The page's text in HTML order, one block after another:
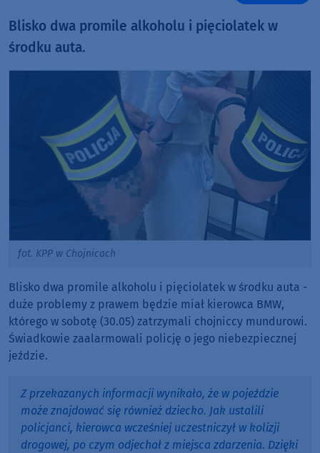
Blisko dwa promile alkoholu i pięciolatek w
środku auta.
fot. KPP w Chojnicach
Blisko dwa promile alkoholu i pięciolatek w środku auta -
duże problemy z prawem będzie miał kierowca BMW,
którego w sobotę (30.05) zatrzymali chojniccy mundurowi.
Świadkowie zaalarmowali policję o jego niebezpiecznej
jeździe.
Z przekazanych informacji wynikało, że w pojeździe
może znajdować się również dziecko. Jak ustalili
policjanci, kierowca wcześniej uczestniczył w kolizji
drogowej, po czym odjechał z miejsca zdarzenia. Dzięki